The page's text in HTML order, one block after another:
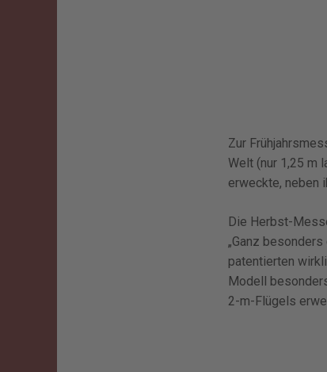
Zur
Welt (nur 1,25 m
erweckte, neben
Die Herbst-
„Ganz
patentierten
Modell
2-m-Flügels